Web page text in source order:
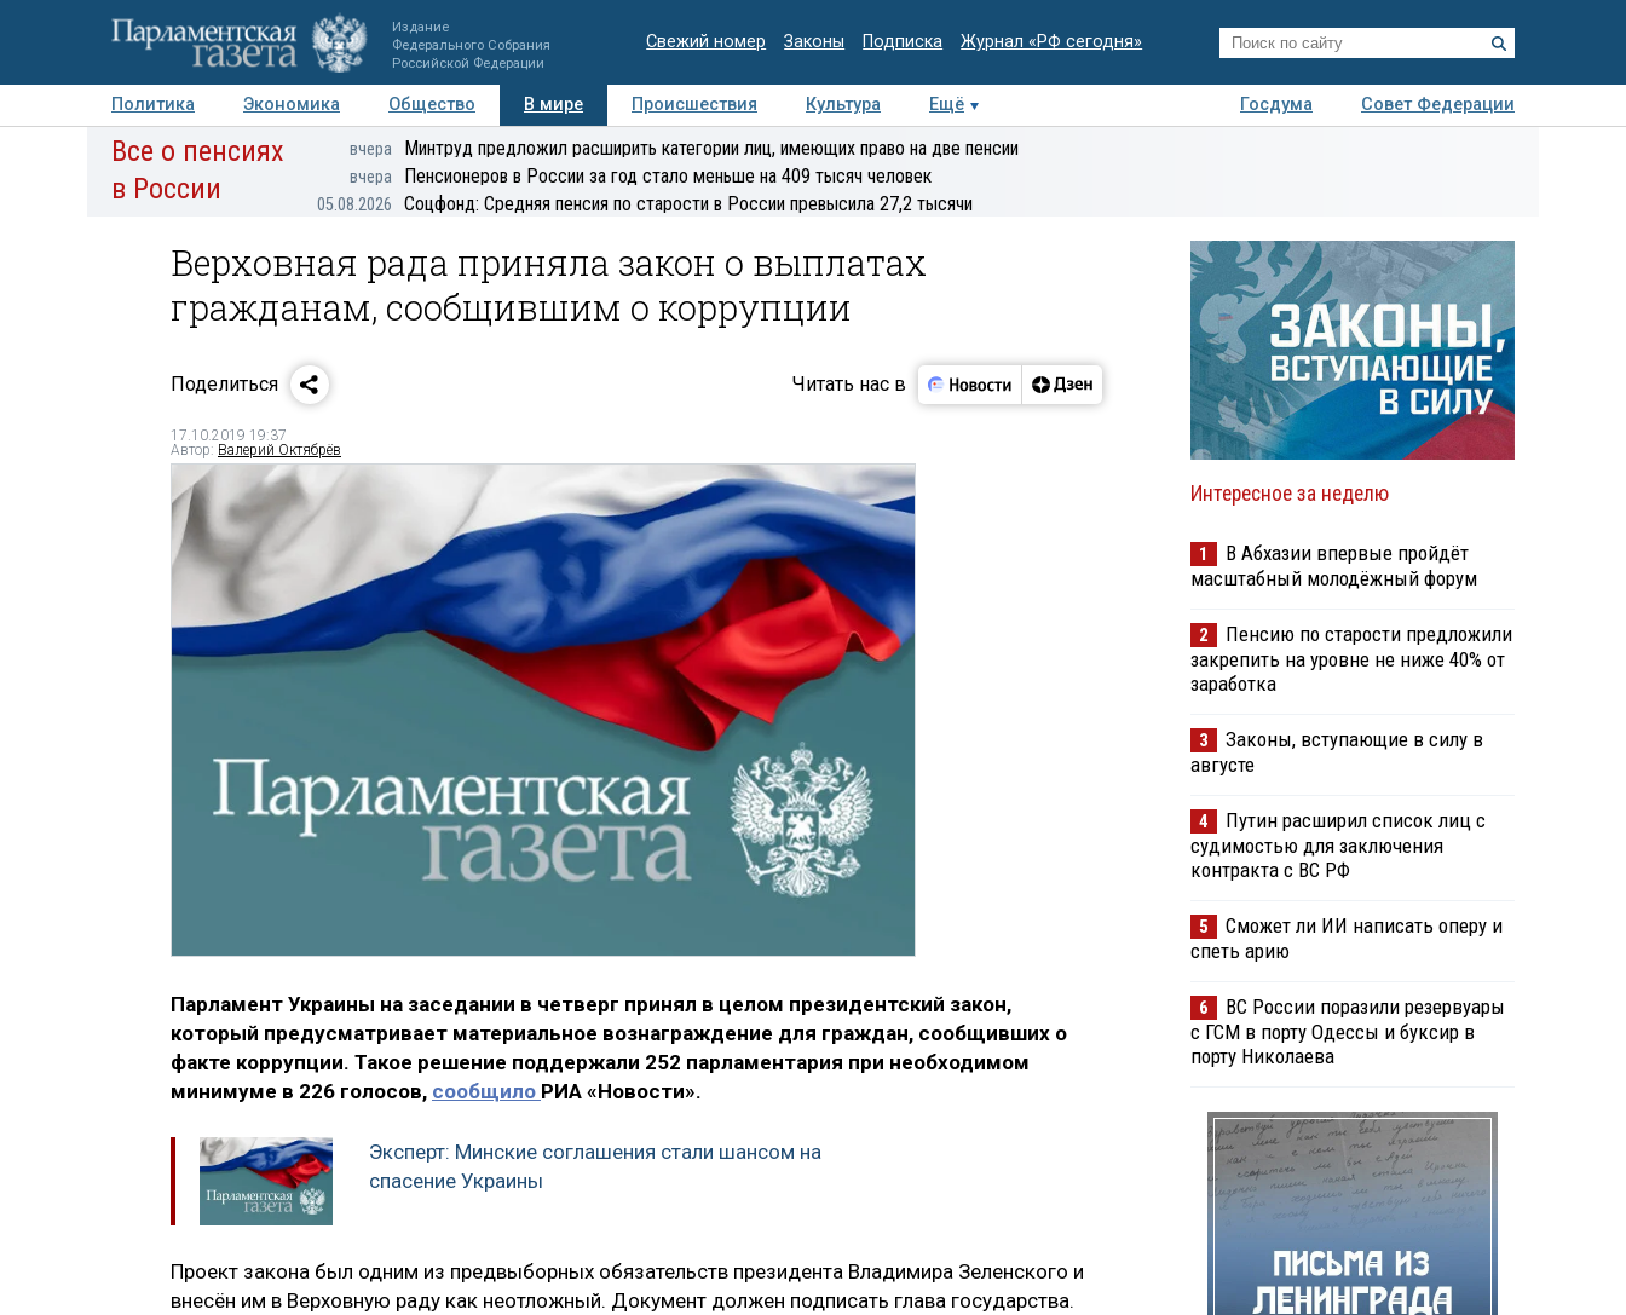
Издание
Федерального Собрания
Российской Федерации
Свежий номер Законы Подписка Журнал «РФ сегодня»
Политика Экономика Общество В мире Происшествия Культура Ещё Госдума
Совет Федерации
Авторы Персоны Мнения Регионы Медиацентр Интервью Колумнисты
Деловая
Все о пенсиях
в России
вчера Минтруд предложил расширить категории лиц, имеющих право на две пенсии
вчера Пенсионеров в России за год стало меньше на 409 тысяч человек
05.08.2026 Соцфонд: Средняя пенсия по старости в России превысила 27,2 тысячи
Верховная рада приняла закон о выплатах
гражданам, сообщившим о коррупции
Поделиться Читать нас в
17.10.2019 19:37
Автор: Валерий Октябрёв
Парламент Украины на заседании в четверг принял в целом президентский закон,
который предусматривает материальное вознаграждение для граждан, сообщивших о
факте коррупции. Такое решение поддержали 252 парламентария при необходимом
минимуме в 226 голосов, сообщило РИА «Новости».
Эксперт: Минские соглашения стали шансом на
спасение Украины
Проект закона был одним из предвыборных обязательств президента Владимира Зеленского и
внесён им в Верховную раду как неотложный. Документ должен подписать глава государства.
Интересное за неделю
1
В Абхазии впервые пройдёт
масштабный молодёжный форум
2
Пенсию по старости предложили
закрепить на уровне не ниже 40% от
заработка
3
Законы, вступающие в силу в
августе
4
Путин расширил список лиц с
судимостью для заключения
контракта с ВС РФ
5
Сможет ли ИИ написать оперу и
спеть арию
6
ВС России поразили резервуары
с ГСМ в порту Одессы и буксир в
порту Николаева